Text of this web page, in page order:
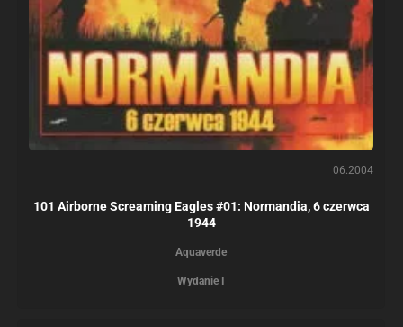
06.2004
101 Airborne Screaming Eagles #01: Normandia, 6 czerwca
1944
Aquaverde
Wydanie I